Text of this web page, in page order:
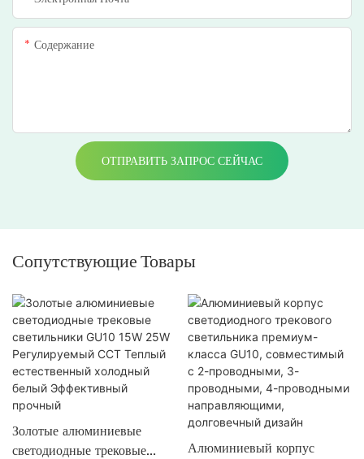
Содержание
ОТПРАВИТЬ ЗАПРОС СЕЙЧАС
Сопутствующие Товары
Золотые алюминиевые
светодиодные трековые
Алюминиевый корпус